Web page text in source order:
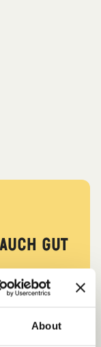
About
gut